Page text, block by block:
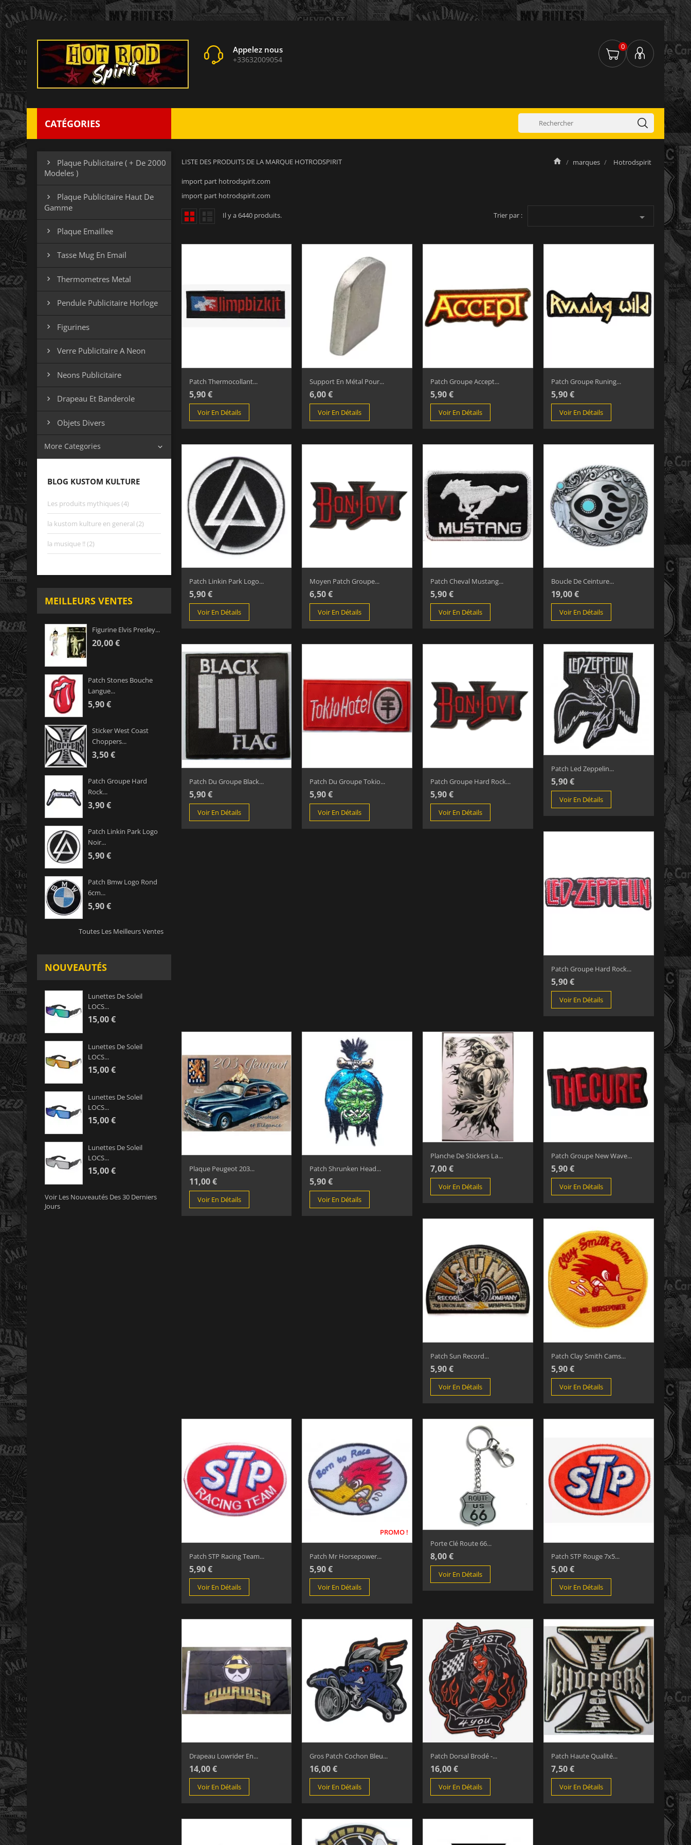
Appelez nous
+33632009054
0
CATÉGORIES

Plaque Publicitaire ( + De 2000
Modeles )

Plaque Publicitaire Haut De
Gamme
 Plaque Emaillee
 Tasse Mug En Email
 Thermometres Metal
 Pendule Publicitaire Horloge
 Figurines
 Verre Publicitaire A Neon
 Neons Publicitaire
 Drapeau Et Banderole
 Objets Divers
More Categories 
BLOG KUSTOM KULTURE
Les produits mythiques (4)
la kustom kulture en general (2)
la musique !! (2)
MEILLEURS VENTES
Figurine Elvis Presley...
20,00 €
Patch Stones Bouche
Langue...
5,90 €
Sticker West Coast
Choppers...
3,50 €
Patch Groupe Hard
Rock...
3,90 €
Patch Linkin Park Logo
Noir...
5,90 €
Patch Bmw Logo Rond
6cm...
5,90 €
Toutes Les Meilleurs Ventes
NOUVEAUTÉS
Lunettes De Soleil
LOCS...
15,00 €
Lunettes De Soleil
LOCS...
15,00 €
Lunettes De Soleil
LOCS...
15,00 €
Lunettes De Soleil
LOCS...
15,00 €
Voir Les Nouveautés Des 30 Derniers
Jours
LISTE DES PRODUITS DE LA MARQUE HOTRODSPIRIT marques Hotrodspirit
import part hotrodspirit.com
import part hotrodspirit.com
Il y a 6440 produits. Trier par : 
Patch Thermocollant...
5,90 €
Voir En Détails
Support En Métal Pour...
6,00 €
Voir En Détails
Patch Groupe Accept...
5,90 €
Voir En Détails
Patch Groupe Runing...
5,90 €
Voir En Détails
Patch Linkin Park Logo...
5,90 €
Voir En Détails
Moyen Patch Groupe...
6,50 €
Voir En Détails
Patch Cheval Mustang...
5,90 €
Voir En Détails
Boucle De Ceinture...
19,00 €
Voir En Détails
Patch Du Groupe Black...
5,90 €
Voir En Détails
Patch Du Groupe Tokio...
5,90 €
Voir En Détails
Patch Groupe Hard Rock...
5,90 €
Voir En Détails
Patch Led Zeppelin...
5,90 €
Voir En Détails
Patch Groupe Hard Rock...
5,90 €
Voir En Détails
Plaque Peugeot 203...
11,00 €
Voir En Détails
Patch Shrunken Head...
5,90 €
Voir En Détails
Planche De Stickers La...
7,00 €
Voir En Détails
Patch Groupe New Wave...
5,90 €
Voir En Détails
Patch Sun Record...
5,90 €
Voir En Détails
Patch Clay Smith Cams...
5,90 €
Voir En Détails
Patch STP Racing Team...
5,90 €
Voir En Détails
PROMO !
Patch Mr Horsepower...
5,90 €
Voir En Détails
Porte Clé Route 66...
8,00 €
Voir En Détails
Patch STP Rouge 7x5...
5,00 €
Voir En Détails
Drapeau Lowrider En...
14,00 €
Voir En Détails
Gros Patch Cochon Bleu...
16,00 €
Voir En Détails
Patch Dorsal Brodé -...
16,00 €
Voir En Détails
Patch Haute Qualité...
7,50 €
Voir En Détails